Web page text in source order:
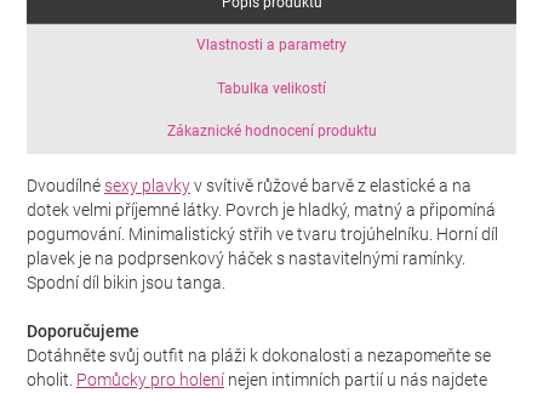
Vlastnosti a parametry
Tabulka velikostí
Zákaznické hodnocení produktu
Dvoudílnésexy plavkyv svítivě růžové barvě z elastické a na
dotek velmi příjemné látky. Povrch je hladký, matný a připomíná
pogumování. Minimalistický střih ve tvaru trojúhelníku. Horní díl
plavek je na podprsenkový háček s nastavitelnými ramínky.
Spodní díl bikin jsou tanga.
Doporučujeme
Dotáhněte svůj outfit na pláži k dokonalosti a nezapomeňte se
oholit. Pomůcky pro holení nejen intimních partií u nás najdete